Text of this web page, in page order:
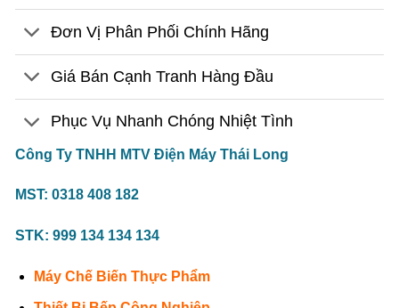
Đơn Vị Phân Phối Chính Hãng
Giá Bán Cạnh Tranh Hàng Đầu
Phục Vụ Nhanh Chóng Nhiệt Tình
Công Ty TNHH MTV Điện Máy Thái Long
MST: 0318 408 182
STK: 999 134 134 134
Máy Chế Biến Thực Phẩm